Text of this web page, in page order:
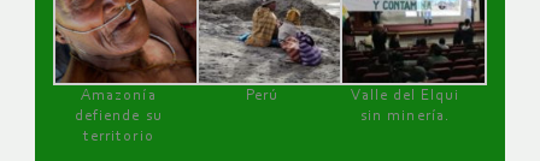
Amazonía
defiende su
territorio
Perú
Valle del Elqui
sin minería.